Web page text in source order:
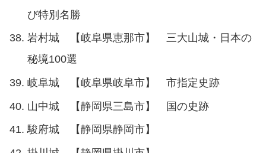
び特別名勝
岩村城 【岐阜県恵那市】 三大山城・日本の
秘境100選
岐阜城 【岐阜県岐阜市】 市指定史跡
山中城 【静岡県三島市】 国の史跡
駿府城 【静岡県静岡市】